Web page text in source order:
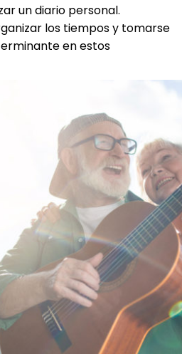
un diario personal.
los tiempos y tomarse
en estos